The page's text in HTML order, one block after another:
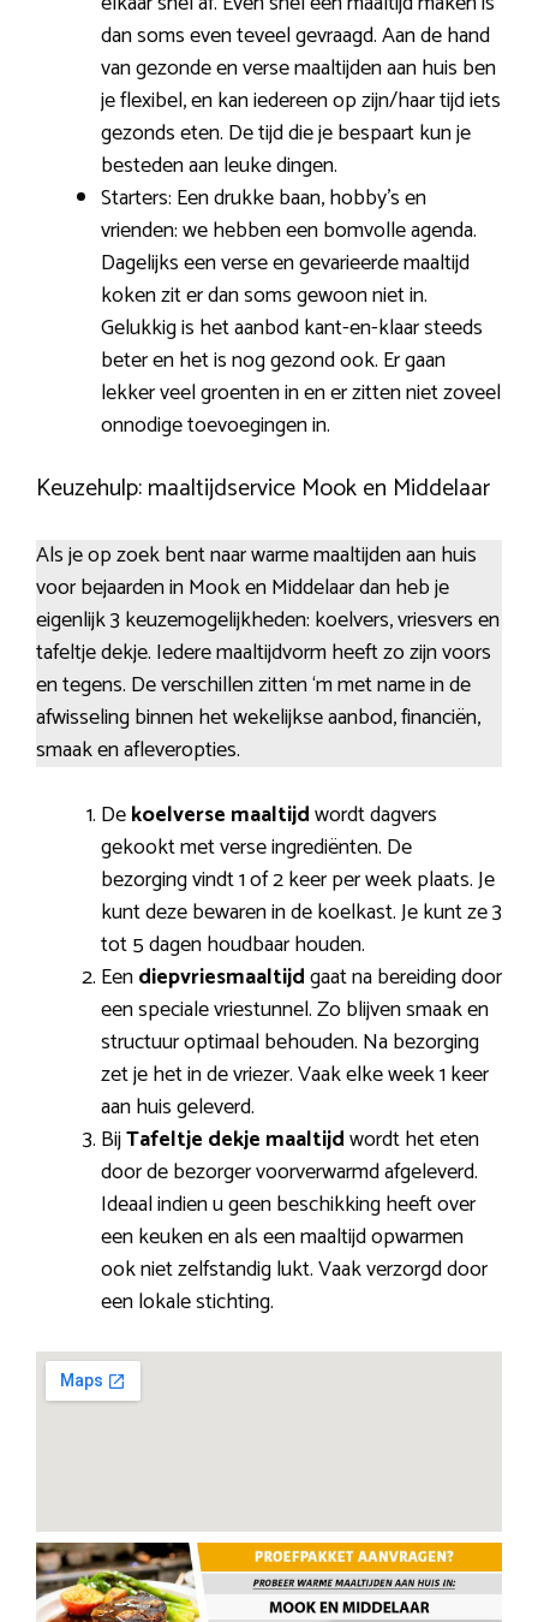
dan soms even teveel gevraagd. Aan de hand
van gezonde en verse maaltijden aan huis ben
je flexibel, en kan iedereen op zijn/haar tijd iets
gezonds eten. De tijd die je bespaart kun je
besteden aan leuke dingen.
Starters: Een drukke baan, hobby’s en
vrienden: we hebben een bomvolle agenda.
Dagelijks een verse en gevarieerde maaltijd
koken zit er dan soms gewoon niet in.
Gelukkig is het aanbod kant-en-klaar steeds
beter en het is nog gezond ook. Er gaan
lekker veel groenten in en er zitten niet zoveel
onnodige toevoegingen in.
Keuzehulp: maaltijdservice Mook en Middelaar
Als je op zoek bent naar warme maaltijden aan huis
voor bejaarden in Mook en Middelaar dan heb je
eigenlijk 3 keuzemogelijkheden: koelvers, vriesvers en
tafeltje dekje. Iedere maaltijdvorm heeft zo zijn voors
en tegens. De verschillen zitten ‘m met name in de
afwisseling binnen het wekelijkse aanbod, financiën,
smaak en afleveropties.
Dekoelverse maaltijdwordt dagvers
gekookt met verse ingrediënten. De
bezorging vindt 1 of 2 keer per week plaats. Je
kunt deze bewaren in de koelkast. Je kunt ze 3
tot 5 dagen houdbaar houden.
Eendiepvriesmaaltijdgaat na bereiding door
een speciale vriestunnel. Zo blijven smaak en
structuur optimaal behouden. Na bezorging
zet je het in de vriezer. Vaak elke week 1 keer
aan huis geleverd.
BijTafeltje dekje maaltijdwordt het eten
door de bezorger voorverwarmd afgeleverd.
Ideaal indien u geen beschikking heeft over
een keuken en als een maaltijd opwarmen
ook niet zelfstandig lukt. Vaak verzorgd door
een lokale stichting.